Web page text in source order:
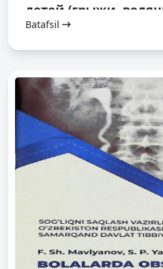
детей (грыжи,
у детей, клиника,
лечение)
Batafsil